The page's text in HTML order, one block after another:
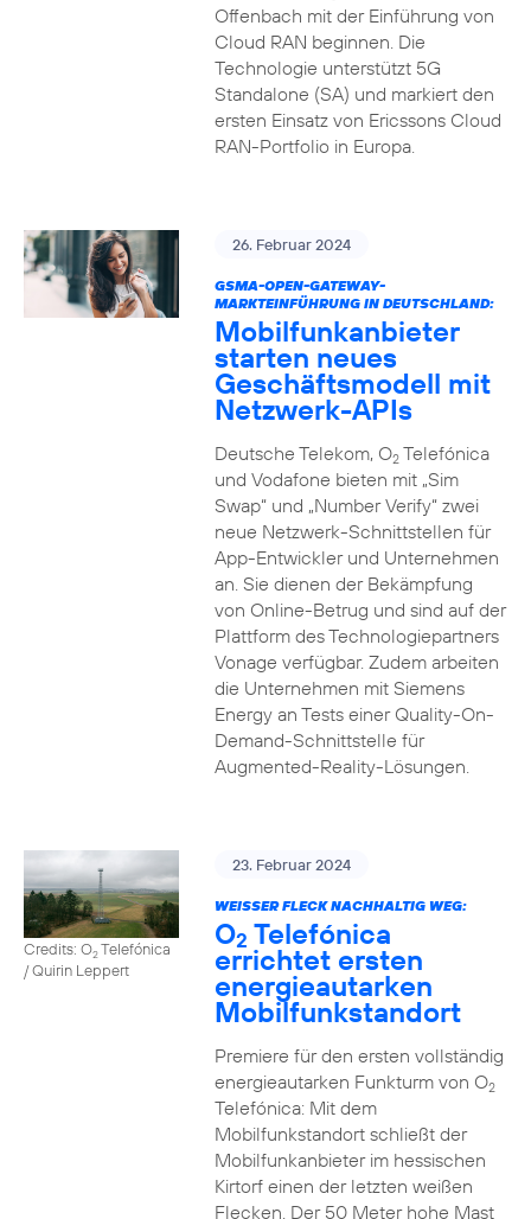
Offenbach mit der Einführung von
Cloud RAN beginnen. Die
Technologie unterstützt 5G
Standalone (SA) und markiert den
ersten Einsatz von Ericssons Cloud
RAN-Portfolio in Europa.
26. Februar 2024
GSMA-OPEN-GATEWAY-
MARKTEINFÜHRUNG IN DEUTSCHLAND:
Mobilfunkanbieter
starten neues
Geschäftsmodell mit
Netzwerk-APIs
Deutsche Telekom, O2Telefónica
und Vodafone bieten mit „Sim
Swap“ und „Number Verify“ zwei
neue Netzwerk-Schnittstellen für
App-Entwickler und Unternehmen
an. Sie dienen der Bekämpfung
von Online-Betrug und sind auf der
Plattform des Technologiepartners
Vonage verfügbar. Zudem arbeiten
die Unternehmen mit Siemens
Energy an Tests einer Quality-On-
Demand-Schnittstelle für
Augmented-Reality-Lösungen.
Credits: O2Telefónica
/ Quirin Leppert
23. Februar 2024
WEISSER FLECK NACHHALTIG WEG:
O2 Telefónica
errichtet ersten
energieautarken
Mobilfunkstandort
Premiere für den ersten vollständig
energieautarken Funkturm von O2
Telefónica: Mit dem
Mobilfunkstandort schließt der
Mobilfunkanbieter im hessischen
Kirtorf einen der letzten weißen
Flecken. Der 50 Meter hohe Mast